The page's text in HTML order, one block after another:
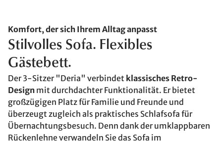
Komfort, der sich Ihrem Alltag anpasst
Stilvolles Sofa. Flexibles
Gästebett.
Der 3-Sitzer "Deria" verbindet klassisches Retro-
Design mit durchdachter Funktionalität. Er bietet
großzügigen Platz für Familie und Freunde und
überzeugt zugleich als praktisches Schlafsofa für
Übernachtungsbesuch. Denn dank der umklappbaren
Rückenlehne verwandeln Sie das Sofa im